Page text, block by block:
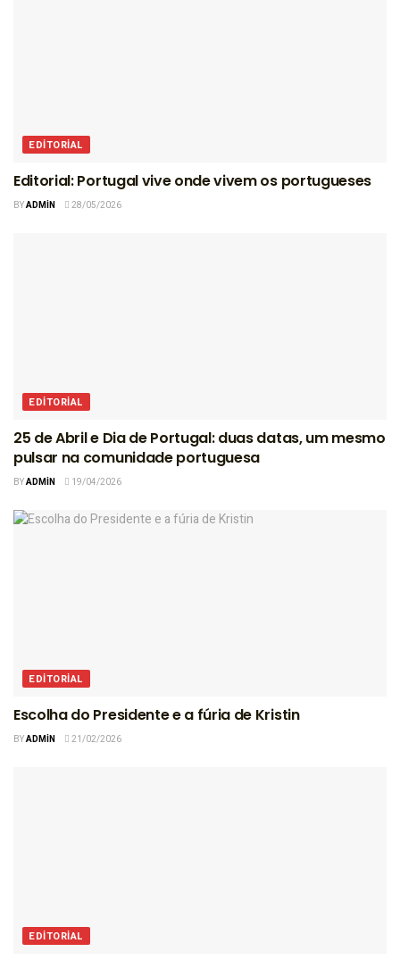
EDITORIAL
Editorial: Portugal vive onde vivem os portugueses
BYADMIN 28/05/2026
EDITORIAL
25 de Abril e Dia de Portugal: duas datas, um mesmo
pulsar na comunidade portuguesa
BYADMIN 19/04/2026
EDITORIAL
Escolha do Presidente e a fúria de Kristin
BYADMIN 21/02/2026
EDITORIAL